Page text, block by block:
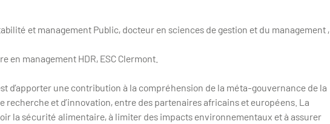
et management Public, docteur en sciences de gestion et du management ,
en management HDR, ESC Clermont.
d’apporter une contribution à la compréhension de la méta-gouvernance de la
et d’innovation, entre des partenaires africains et européens. La
la sécurité alimentaire, à limiter des impacts environnementaux et à assurer